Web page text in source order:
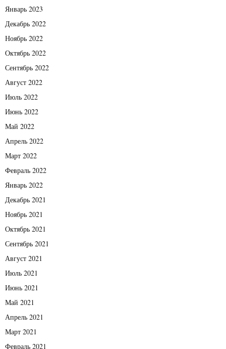
Январь 2023
Декабрь 2022
Ноябрь 2022
Октябрь 2022
Сентябрь 2022
Август 2022
Июль 2022
Июнь 2022
Май 2022
Апрель 2022
Март 2022
Февраль 2022
Январь 2022
Декабрь 2021
Ноябрь 2021
Октябрь 2021
Сентябрь 2021
Август 2021
Июль 2021
Июнь 2021
Май 2021
Апрель 2021
Март 2021
Февраль 2021